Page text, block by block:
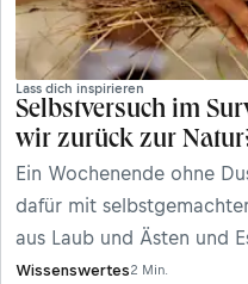
Lass dich inspirieren
Selbstversuch im
wir zurück zur
Ein Wochenende ohne
dafür mit
aus Laub und Ästen und
Bergwelten-Redakteurin
Wissenswertes2 Min.